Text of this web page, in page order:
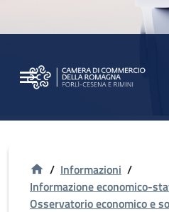
/ Informazioni /
Informazione economico-
Osservatorio economico e